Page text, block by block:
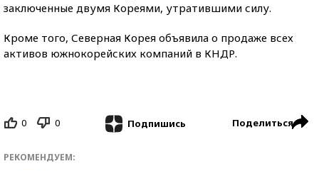
заключенные двумя Кореями, утратившими силу.
Кроме того, Северная Корея объявила о продаже всех
активов южнокорейских компаний в КНДР.
0 0 Подпишись Поделиться
РЕКОМЕНДУЕМ: